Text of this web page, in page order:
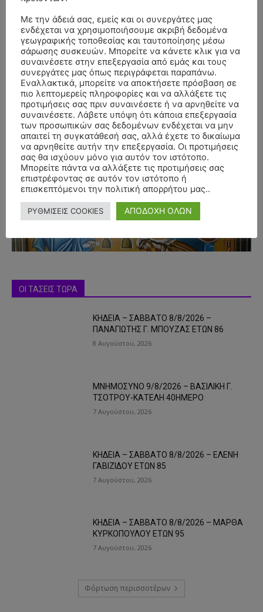
- Advertisment -
ΟΙ ΤΑΣΕΙΣ ΤΩΡΑ
ΚΗΔΕΙΑ – ΣΑΒΒΑΤΟ 8/8/2026 –
ΠΑΝΑΓΙΩΤΗΣ Γ. ΜΠΟΥΖΑΣ ΕΤΩΝ 86
8 Αυγούστου, 2026
ΜΝΗΜΟΣΥΝΟ 9/8/2026 – ΒΑΣΙΛΙΚΗ Γ.
ΤΣΟΤΡΟΥ-ΚΑΤΕΛΗ 40ΗΜΕΡΟ
7 Αυγούστου, 2026
ΚΗΔΕΙΑ – ΣΑΒΒΑΤΟ 8/8/2026 – ΕΛΕΝΗ
ΓΑΒΙΖΙΔΟΥ ΕΤΩΝ 85
7 Αυγούστου, 2026
ΚΗΔΕΙΑ – ΣΑΒΒΑΤΟ 8/8/2026 – ΜΑΡΘΑ
ΚΥΡΚΟΠΟΥΛΟΥ ΕΤΩΝ 95
7 Αυγούστου, 2026
Φόρτωση περισσοτέρων
Με την άδειά σας, εμείς και οι συνεργάτες μας
ενδέχεται να χρησιμοποιήσουμε ακριβή δεδομένα
γεωγραφικής τοποθεσίας και ταυτοποίησης μέσω
σάρωσης συσκευών. Μπορείτε να κάνετε κλικ για να
συναινέσετε στην επεξεργασία από εμάς και τους
συνεργάτες μας όπως περιγράφεται παραπάνω.
Εναλλακτικά, μπορείτε να αποκτήσετε πρόσβαση σε
πιο λεπτομερείς πληροφορίες και να αλλάξετε τις
προτιμήσεις σας πριν συναινέσετε ή να αρνηθείτε να
συναινέσετε. Λάβετε υπόψη ότι κάποια επεξεργασία
των προσωπικών σας δεδομένων ενδέχεται να μην
απαιτεί τη συγκατάθεσή σας, αλλά έχετε το δικαίωμα
να αρνηθείτε αυτήν την επεξεργασία. Οι προτιμήσεις
σας θα ισχύουν μόνο για αυτόν τον ιστότοπο.
Μπορείτε πάντα να αλλάξετε τις προτιμήσεις σας
επιστρέφοντας σε αυτόν τον ιστότοπο ή
επισκεπτόμενοι την πολιτική απορρήτου μας..
ΡΥΘΜΙΣΕΙΣ COOKIES ΑΠΟΔΟΧΗ ΟΛΩΝ